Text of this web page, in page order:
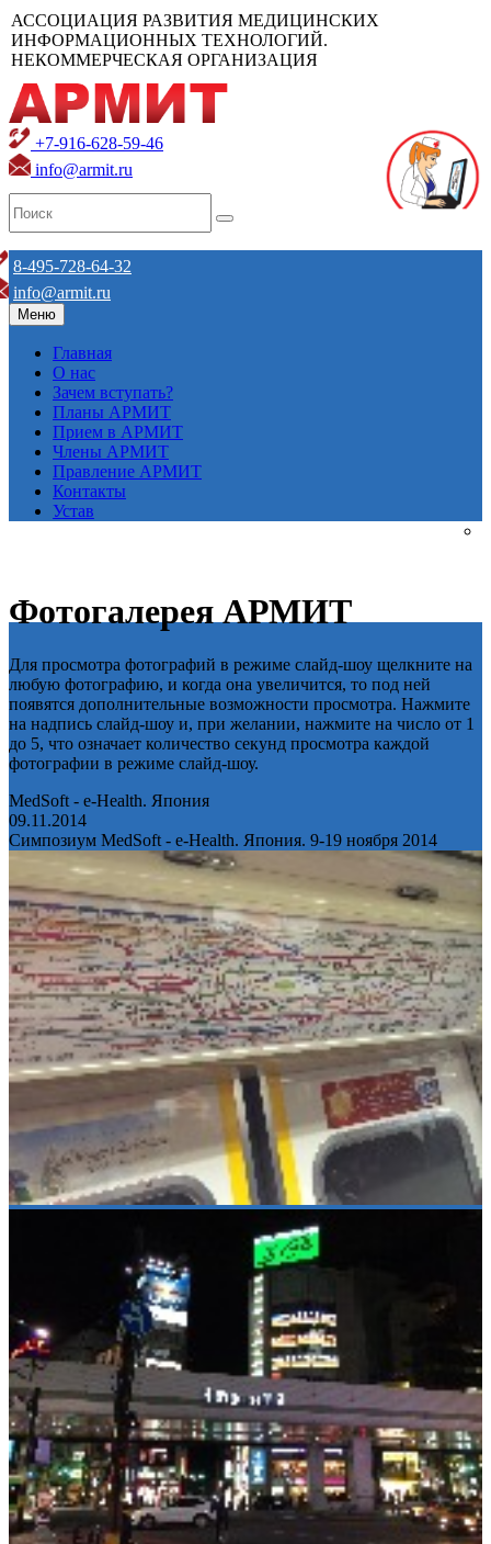
АССОЦИАЦИЯ РАЗВИТИЯ МЕДИЦИНСКИХ
ИНФОРМАЦИОННЫХ ТЕХНОЛОГИЙ.
НЕКОММЕРЧЕСКАЯ ОРГАНИЗАЦИЯ
+7-916-628-59-46
info@armit.ru
8-495-728-64-32
info@armit.ru
Меню
Главная
О нас
Зачем вступать?
Планы АРМИТ
Прием в АРМИТ
Члены АРМИТ
Правление АРМИТ
Контакты
Устав
Фотогалерея АРМИТ
Для просмотра фотографий в режиме слайд-шоу щелкните на
любую фотографию, и когда она увеличится, то под ней
появятся дополнительные возможности просмотра. Нажмите
на надпись слайд-шоу и, при желании, нажмите на число от 1
до 5, что означает количество секунд просмотра каждой
фотографии в режиме слайд-шоу.
MedSoft - e-Health. Япония
09.11.2014
Симпозиум MedSoft - e-Health. Япония. 9-19 ноября 2014